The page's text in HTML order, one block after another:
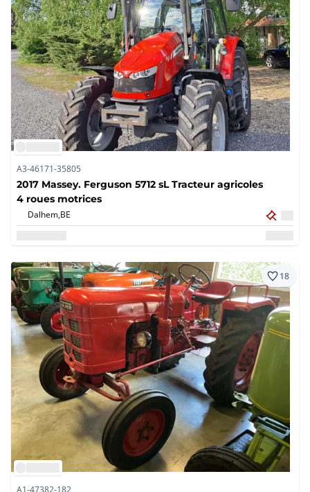
A3-46171-35805
2017 Massey. Ferguson 5712 sL Tracteur agricoles
4 roues motrices
Dalhem,BE
18
A1-47382-182